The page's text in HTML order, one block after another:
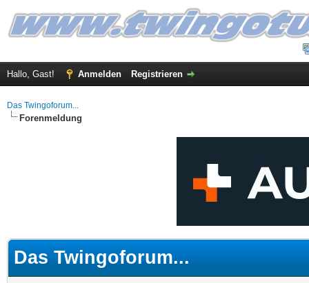
Hallo, Gast! Anmelden Registrieren
Das Twingoforum...
Forenmeldung
Das Twingoforum...